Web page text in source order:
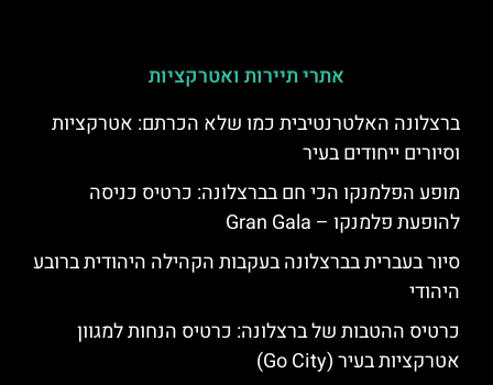
אתרי תיירות ואטרקציות
ברצלונה האלטרנטיבית כמו שלא הכרתם: אטרקציות
וסיורים ייחודים בעיר
מופע הפלמנקו הכי חם בברצלונה: כרטיס כניסה
להופעת פלמנקו – Gran Gala
סיור בעברית בברצלונה בעקבות הקהילה היהודית ברובע
היהודי
כרטיס ההטבות של ברצלונה: כרטיס הנחות למגוון
אטרקציות בעיר (Go City)